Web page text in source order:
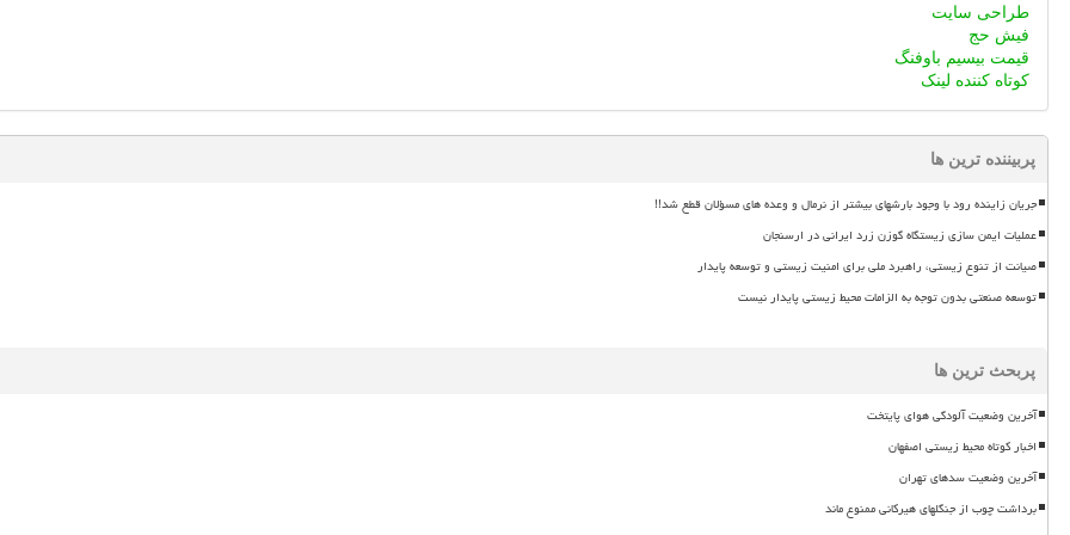
طراحی سایت
فیش حج
قیمت بیسیم باوفنگ
کوتاه کننده لینک
پربیننده ترین ها
جریان زاینده رود با وجود بارشهای بیشتر از نرمال و وعده های مسؤلان قطع شد!!
عملیات ایمن سازی زیستگاه گوزن زرد ایرانی در ارسنجان
صیانت از تنوع زیستی، راهبرد ملی برای امنیت زیستی و توسعه پایدار
توسعه صنعتی بدون توجه به الزامات محیط زیستی پایدار نیست
پربحث ترین ها
آخرین وضعیت آلودگی هوای پایتخت
اخبار کوتاه محیط زیستی اصفهان
آخرین وضعیت سدهای تهران
برداشت چوب از جنگلهای هیرکانی ممنوع ماند